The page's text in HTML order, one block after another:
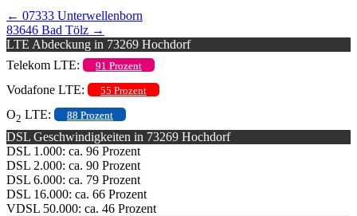
← 07333 Unterwellenborn
83646 Bad Tölz →
LTE Abdeckung in 73269 Hochdorf
Telekom LTE:
91 Prozent
Vodafone LTE: 55 Prozent
O2 LTE: 88 Prozent
DSL Geschwindigkeiten in 73269 Hochdorf
DSL 1.000: ca. 96 Prozent
DSL 2.000: ca. 90 Prozent
DSL 6.000: ca. 79 Prozent
DSL 16.000: ca. 66 Prozent
VDSL 50.000: ca. 46 Prozent